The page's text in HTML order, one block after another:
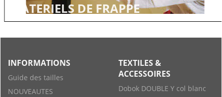
MATERIELS DE FRAPPE
INFORMATIONS
Guide des tailles
NOUVEAUTES
TEXTILES &
ACCESSOIRES
Dobok DOUBLE Y col blanc